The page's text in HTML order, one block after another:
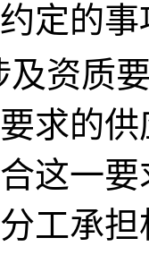
定的
及资质
求的
这一
工承